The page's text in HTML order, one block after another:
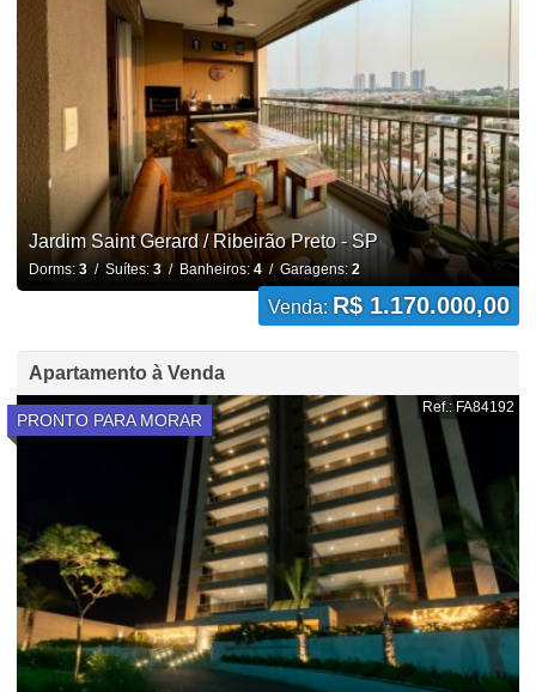
Jardim Saint Gerard / Ribeirão Preto - SP
Dorms: 3/ Suítes: 3/ Banheiros: 4/ Garagens: 2
Venda: R$ 1.170.000,00
Apartamento à Venda
PRONTO PARA MORAR
Ref.: FA84192